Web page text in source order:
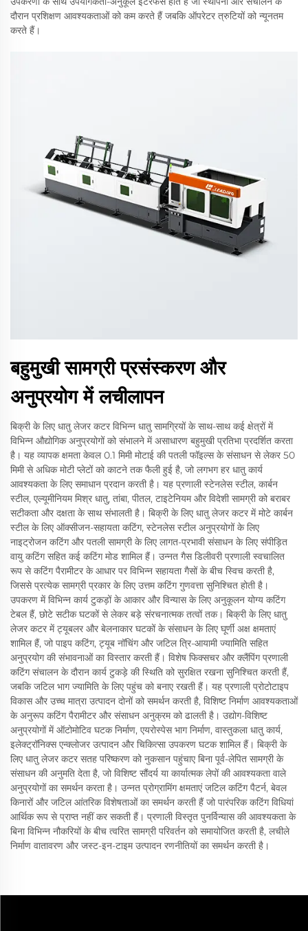
दौरान प्रशिक्षण आवश्यकताओं को कम करते हैं जबकि ऑपरेटर त्रुटियों को न्यूनतम
करते हैं।
बहुमुखी सामग्री प्रसंस्करण और
अनुप्रयोग में लचीलापन
बिक्री के लिए धातु लेजर कटर विभिन्न धातु सामग्रियों के साथ-साथ कई क्षेत्रों में
विभिन्न औद्योगिक अनुप्रयोगों को संभालने में असाधारण बहुमुखी प्रतिभा प्रदर्शित करता
है। यह व्यापक क्षमता केवल 0.1 मिमी मोटाई की पतली फॉइल्स के संसाधन से लेकर 50
मिमी से अधिक मोटी प्लेटों को काटने तक फैली हुई है, जो लगभग हर धातु कार्य
आवश्यकता के लिए समाधान प्रदान करती है। यह प्रणाली स्टेनलेस स्टील, कार्बन
स्टील, एल्यूमीनियम मिश्र धातु, तांबा, पीतल, टाइटेनियम और विदेशी सामग्री को बराबर
सटीकता और दक्षता के साथ संभालती है। बिक्री के लिए धातु लेजर कटर में मोटे कार्बन
स्टील के लिए ऑक्सीजन-सहायता कटिंग, स्टेनलेस स्टील अनुप्रयोगों के लिए
नाइट्रोजन कटिंग और पतली सामग्री के लिए लागत-प्रभावी संसाधन के लिए संपीड़ित
वायु कटिंग सहित कई कटिंग मोड शामिल हैं। उन्नत गैस डिलीवरी प्रणाली स्वचालित
रूप से कटिंग पैरामीटर के आधार पर विभिन्न सहायता गैसों के बीच स्विच करती है,
जिससे प्रत्येक सामग्री प्रकार के लिए उत्तम कटिंग गुणवत्ता सुनिश्चित होती है।
उपकरण में विभिन्न कार्य टुकड़ों के आकार और विन्यास के लिए अनुकूलन योग्य कटिंग
टेबल हैं, छोटे सटीक घटकों से लेकर बड़े संरचनात्मक तत्वों तक। बिक्री के लिए धातु
लेजर कटर में ट्यूबलर और बेलनाकार घटकों के संसाधन के लिए घूर्णी अक्ष क्षमताएं
शामिल हैं, जो पाइप कटिंग, ट्यूब नॉचिंग और जटिल त्रि-आयामी ज्यामिति सहित
अनुप्रयोग की संभावनाओं का विस्तार करती हैं। विशेष फिक्सचर और क्लैंपिंग प्रणाली
कटिंग संचालन के दौरान कार्य टुकड़े की स्थिति को सुरक्षित रखना सुनिश्चित करती हैं,
जबकि जटिल भाग ज्यामिति के लिए पहुंच को बनाए रखती हैं। यह प्रणाली प्रोटोटाइप
विकास और उच्च मात्रा उत्पादन दोनों को समर्थन करती है, विशिष्ट निर्माण आवश्यकताओं
के अनुरूप कटिंग पैरामीटर और संसाधन अनुक्रम को ढालती है। उद्योग-विशिष्ट
अनुप्रयोगों में ऑटोमोटिव घटक निर्माण, एयरोस्पेस भाग निर्माण, वास्तुकला धातु कार्य,
इलेक्ट्रॉनिक्स एन्क्लोजर उत्पादन और चिकित्सा उपकरण घटक शामिल हैं। बिक्री के
लिए धातु लेजर कटर सतह परिष्करण को नुकसान पहुंचाए बिना पूर्व-लेपित सामग्री के
संसाधन की अनुमति देता है, जो विशिष्ट सौंदर्य या कार्यात्मक लेपों की आवश्यकता वाले
अनुप्रयोगों का समर्थन करता है। उन्नत प्रोग्रामिंग क्षमताएं जटिल कटिंग पैटर्न, बेवल
किनारों और जटिल आंतरिक विशेषताओं का समर्थन करती हैं जो पारंपरिक कटिंग विधियां
आर्थिक रूप से प्राप्त नहीं कर सकती हैं। प्रणाली विस्तृत पुनर्विन्यास की आवश्यकता के
बिना विभिन्न नौकरियों के बीच त्वरित सामग्री परिवर्तन को समायोजित करती है, लचीले
निर्माण वातावरण और जस्ट-इन-टाइम उत्पादन रणनीतियों का समर्थन करती है।